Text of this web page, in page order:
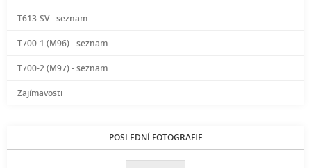
T613-SV - seznam
T700-1 (M96) - seznam
T700-2 (M97) - seznam
Zajímavosti
POSLEDNÍ FOTOGRAFIE